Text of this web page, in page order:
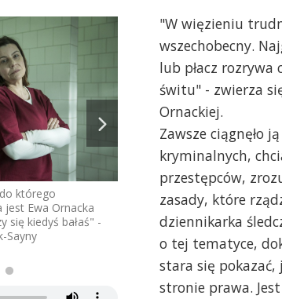
którego
jest Ewa Ornacka
się kiedyś bałaś" -
Sayny
na zdjęciu Diana Brzezińska, fot.
Skonieczna
"W więzieniu
wszechobecny.
lub płacz rozrywa
świtu" - zwierza
Ornackiej.
Zawsze ciągnęło
kryminalnych,
przestępców,
zasady, które
dziennikarka
o tej tematyce,
stara się
stronie prawa.